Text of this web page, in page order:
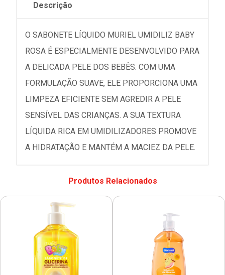
Descrição
O SABONETE LÍQUIDO MURIEL UMIDILIZ BABY
ROSA É ESPECIALMENTE DESENVOLVIDO PARA
A DELICADA PELE DOS BEBÊS. COM UMA
FORMULAÇÃO SUAVE, ELE PROPORCIONA UMA
LIMPEZA EFICIENTE SEM AGREDIR A PELE
SENSÍVEL DAS CRIANÇAS. A SUA TEXTURA
LÍQUIDA RICA EM UMIDILIZADORES PROMOVE
A HIDRATAÇÃO E MANTÉM A MACIEZ DA PELE.
Produtos Relacionados